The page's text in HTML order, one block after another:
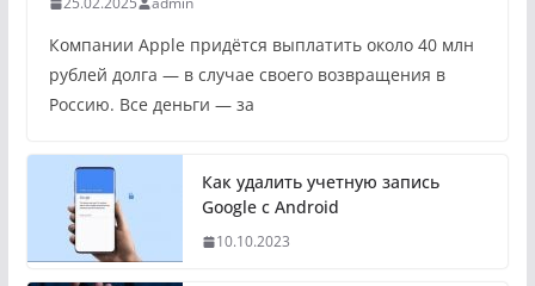
Компании Apple придётся выплатить около 40 млн
рублей долга — в случае своего возвращения в
Россию. Все деньги — за
Как удалить учетную запись
Google с Android
10.10.2023